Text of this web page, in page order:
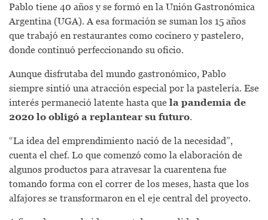
Pablo tiene 40 años y se formó en la Unión Gastronómica
Argentina (UGA). A esa formación se suman los 15 años
que trabajó en restaurantes como cocinero y pastelero,
donde continuó perfeccionando su oficio.
Aunque disfrutaba del mundo gastronómico, Pablo
siempre sintió una atracción especial por la pastelería. Ese
interés permaneció latente hasta que la pandemia de
2020 lo obligó a replantear su futuro
“La idea del emprendimiento nació de la necesidad”,
cuenta el chef. Lo que comenzó como la elaboración de
algunos productos para atravesar la cuarentena fue
tomando forma con el correr de los meses, hasta que los
alfajores se transformaron en el eje central del proyecto.